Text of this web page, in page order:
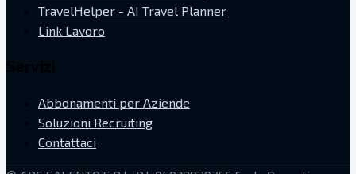
TravelHelper - AI Travel Planner
Link Lavoro
Abbonamenti per Aziende
Soluzioni Recruiting
Contattaci